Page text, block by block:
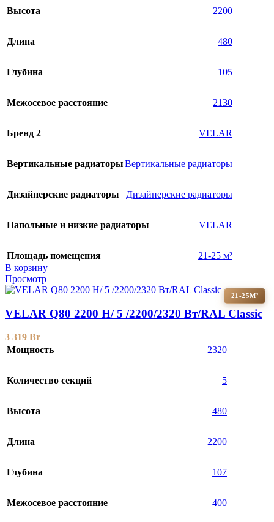
Высота 2200
Длина 480
Глубина 105
Межосевое расстояние 2130
Бренд 2 VELAR
Вертикальные радиаторыВертикальные радиаторы
Дизайнерские радиаторы Дизайнерские радиаторы
Напольные и низкие радиаторы VELAR
Площадь помещения
21-25 м²
В корзину
Просмотр
21-25М²
VELAR Q80 2200 H/ 5 /2200/2320 Вт/RAL Classic
3 319 Br
Мощность
2320
Количество секций 5
Высота 480
Длина 2200
Глубина 107
Межосевое расстояние 400